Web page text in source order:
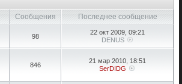
Сообщения
Последнее сообщение
98
22 окт 2009, 09:21
DENUS
846
21 мар 2010, 18:51
SerDIDG